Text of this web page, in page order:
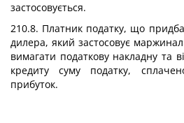
застосовується.
210.8. Платник податку, що
дилера, який застосовує
вимагати податкову накладну та
кредиту суму податку,
прибуток.